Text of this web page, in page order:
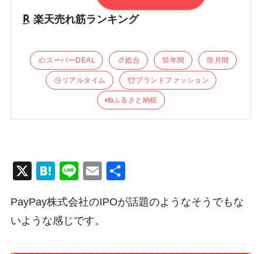
楽天売れ筋ランキング
スーパーDEAL 総合 年間 月間
リアルタイム ブランドファッション
ふるさと納税
X
H
e
n
Li
e
E
ail
PayPay株式会社のIPOが話題のようなそうでもな
いような感じです。